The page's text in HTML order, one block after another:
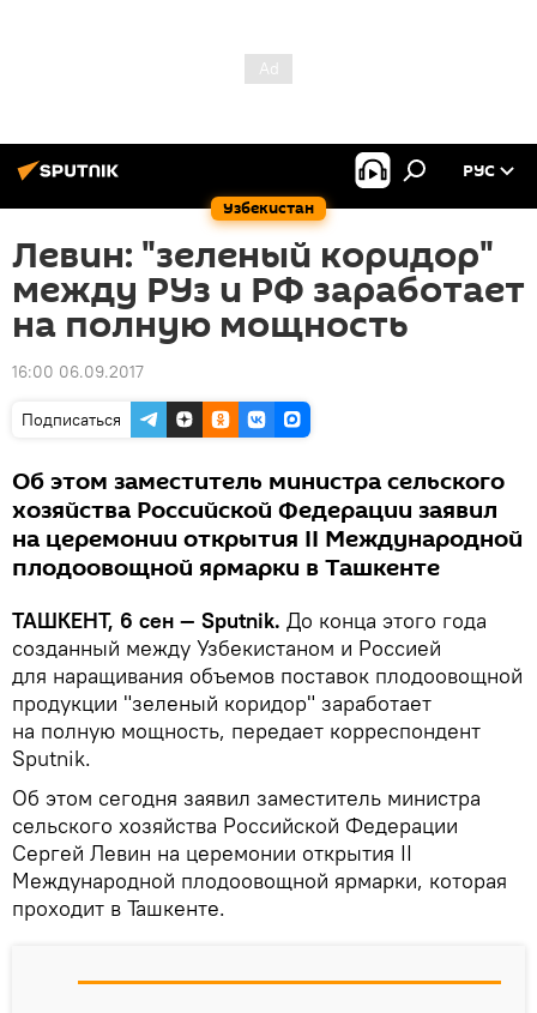
Узбекистан
РУС
Левин: "зеленый коридор"
между РУз и РФ заработает
на полную мощность
16:00 06.09.2017
Подписаться
Об этом заместитель министра сельского
хозяйства Российской Федерации заявил
на церемонии открытия II Международной
плодоовощной ярмарки в Ташкенте
ТАШКЕНТ, 6 сен — Sputnik. До конца этого года
созданный между Узбекистаном и Россией
для наращивания объемов поставок плодоовощной
продукции "зеленый коридор" заработает
на полную мощность, передает корреспондент
Sputnik.
Об этом сегодня заявил заместитель министра
сельского хозяйства Российской Федерации
Сергей Левин на церемонии открытия II
Международной плодоовощной ярмарки, которая
проходит в Ташкенте.